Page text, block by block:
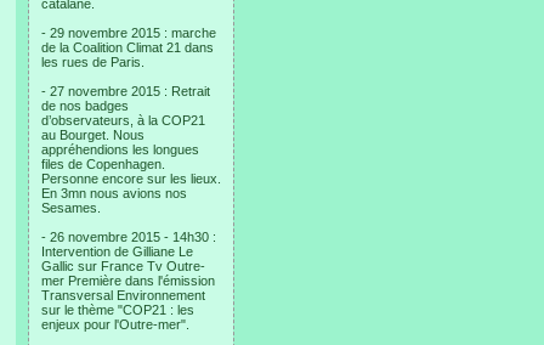
catalane.
- 29 novembre 2015 : marche
de la Coalition Climat 21 dans
les rues de Paris.
- 27 novembre 2015 : Retrait
de nos badges
d’observateurs, à la COP21
au Bourget. Nous
appréhendions les longues
files de Copenhagen.
Personne encore sur les lieux.
En 3mn nous avions nos
Sesames.
- 26 novembre 2015 - 14h30 :
Intervention de Gilliane Le
Gallic sur France Tv Outre-
mer Première dans l'émission
Transversal Environnement
sur le thème "COP21 : les
enjeux pour l'Outre-mer".